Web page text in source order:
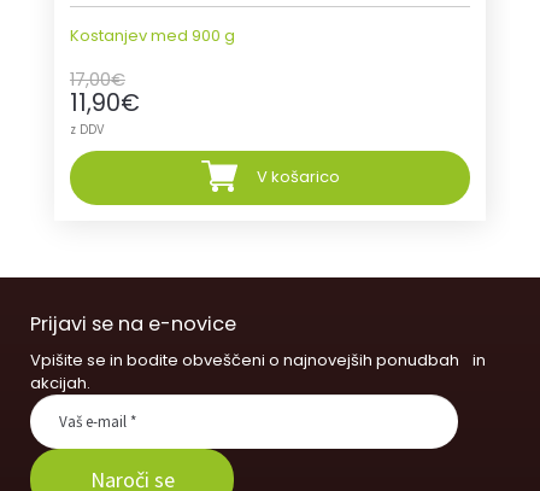
Kostanjev med 900 g
17,00€
11,90€
z DDV
V košarico
Prijavi se na e-novice
Vpišite se in bodite obveščeni o najnovejših ponudbah in
akcijah.